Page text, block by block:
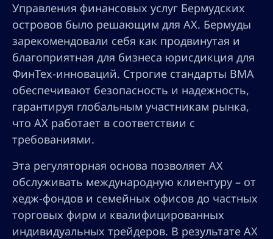
Управления финансовых услуг Бермудских
островов было решающим для AX. Бермуды
зарекомендовали себя как продвинутая и
благоприятная для бизнеса юрисдикция для
ФинТех-инноваций. Строгие стандарты BMA
обеспечивают безопасность и надежность,
гарантируя глобальным участникам рынка,
что AX работает в соответствии с
требованиями.
Эта регуляторная основа позволяет AX
обслуживать международную клиентуру – от
хедж-фондов и семейных офисов до частных
торговых фирм и квалифицированных
индивидуальных трейдеров. В результате AX